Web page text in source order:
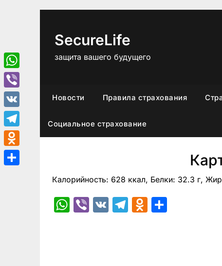
SecureLife
защита вашего будущего
Новости Правила страхования
Социальное страхование
Калорийность: 628 ккал, Белки: 32.3 г,
WhatsApp
Viber
VK Telegram
WhatsApp
Viber
VK
Telegram
Odnoklassniki